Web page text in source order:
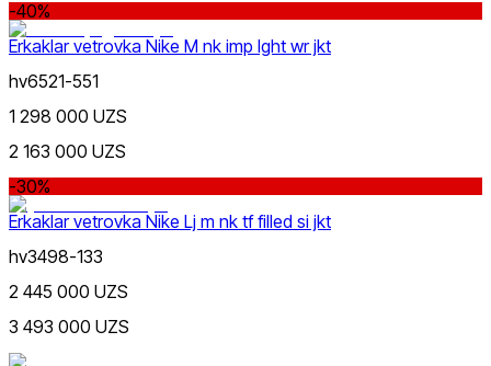
Qizil
Yashil
dan
gacha
Chegirma
dan
-40%
Erkaklar vetrovka Nike M nk imp lght wr jkt
hv6521-551
1 298 000 UZS
2 163 000 UZS
-30%
Erkaklar vetrovka Nike Lj m nk tf filled si jkt
hv3498-133
2 445 000 UZS
3 493 000 UZS